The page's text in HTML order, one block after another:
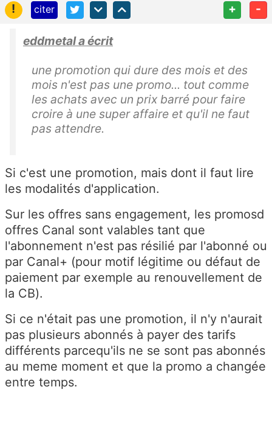
!
citer + -
eddmetal a écrit
une promotion qui dure des mois et des
mois n'est pas une promo... tout comme
les achats avec un prix barré pour faire
croire à une super affaire et qu'il ne faut
pas attendre.
Si c'est une promotion, mais dont il faut lire
les modalités d'application.
Sur les offres sans engagement, les promosd
offres Canal sont valables tant que
l'abonnement n'est pas résilié par l'abonné ou
par Canal+ (pour motif légitime ou défaut de
paiement par exemple au renouvellement de
la CB).
Si ce n'était pas une promotion, il n'y n'aurait
pas plusieurs abonnés à payer des tarifs
différents parcequ'ils ne se sont pas abonnés
au meme moment et que la promo a changée
entre temps.